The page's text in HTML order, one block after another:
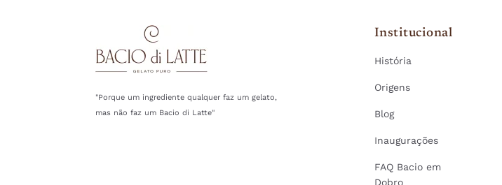
"Porque um ingrediente qualquer faz um gelato,
mas não faz um Bacio di Latte"
Institucional
História
Origens
Blog
Inaugurações
FAQ Bacio em
Dobro